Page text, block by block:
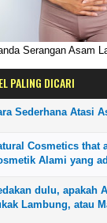
Serangan Asam
PALING DICARI
Sederhana Atasi
Cosmetics that
Alami yang
dulu, apakah
Lambung, atau